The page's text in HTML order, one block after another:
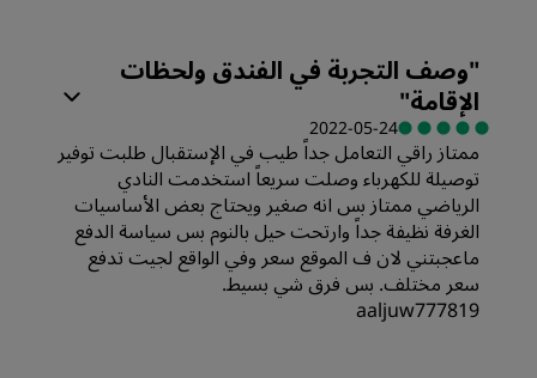
القيمة
جودة أماكن النوم
الموقع
"وصف التجربة في الفندق ولحظات
الإقامة"
2022-05-24
ممتاز راقي التعامل جداً طيب في الإستقبال طلبت توفير
توصيلة للكهرباء وصلت سريعاً استخدمت النادي
الرياضي ممتاز بس انه صغير ويحتاج بعض الأساسيات
الغرفة نظيفة جداً وارتحت حيل بالنوم بس سياسة الدفع
ماعجبتني لان ف الموقع سعر وفي الواقع لجيت تدفع
سعر مختلف. بس فرق شي بسيط.
aaljuw777819